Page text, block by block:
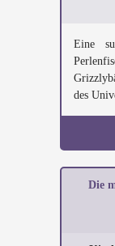
Eine
des
Die